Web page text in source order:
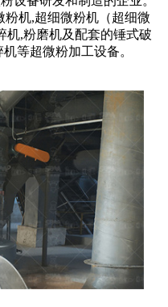
机,超细微粉机（超细微
机,粉磨机及配套的锤式破
等超微粉加工设备。